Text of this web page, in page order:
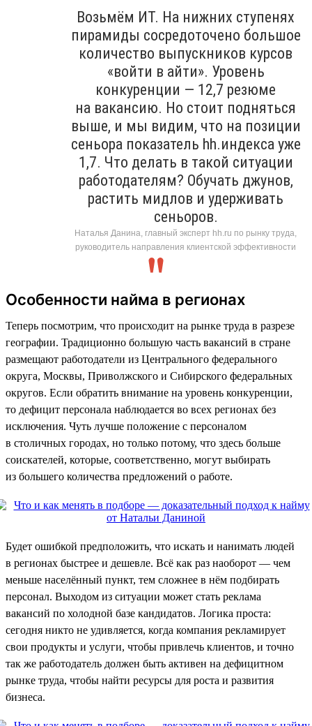
Возьмём ИТ. На нижних ступенях
пирамиды сосредоточено большое
количество выпускников курсов
«войти в айти». Уровень
конкуренции — 12,7 резюме
на вакансию. Но стоит подняться
выше, и мы видим, что на позиции
сеньора показатель hh.индекса уже
1,7. Что делать в такой ситуации
работодателям? Обучать джунов,
растить мидлов и удерживать
сеньоров.
Наталья Данина, главный эксперт hh.ru по рынку труда,
руководитель направления клиентской эффективности
Особенности найма в регионах
Теперь посмотрим, что происходит на рынке труда в разрезе
географии. Традиционно большую часть вакансий в стране
размещают работодатели из Центрального федерального
округа, Москвы, Приволжского и Сибирского федеральных
округов. Если обратить внимание на уровень конкуренции,
то дефицит персонала наблюдается во всех регионах без
исключения. Чуть лучше положение с персоналом
в столичных городах, но только потому, что здесь больше
соискателей, которые, соответственно, могут выбирать
из большего количества предложений о работе.
Будет ошибкой предположить, что искать и нанимать людей
в регионах быстрее и дешевле. Всё как раз наоборот — чем
меньше населённый пункт, тем сложнее в нём подбирать
персонал. Выходом из ситуации может стать реклама
вакансий по холодной базе кандидатов. Логика проста:
сегодня никто не удивляется, когда компания рекламирует
свои продукты и услуги, чтобы привлечь клиентов, и точно
так же работодатель должен быть активен на дефицитном
рынке труда, чтобы найти ресурсы для роста и развития
бизнеса.